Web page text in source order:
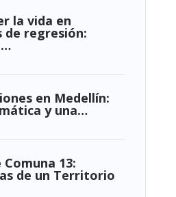
la vida en
de regresión:
en Medellín:
y una…
13:
de un Territorio